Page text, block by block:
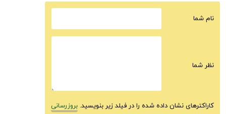
نام شما
نظر شما
کاراکترهای نشان داده شده را در فیلد زیر بنویسید. بروزرسانی